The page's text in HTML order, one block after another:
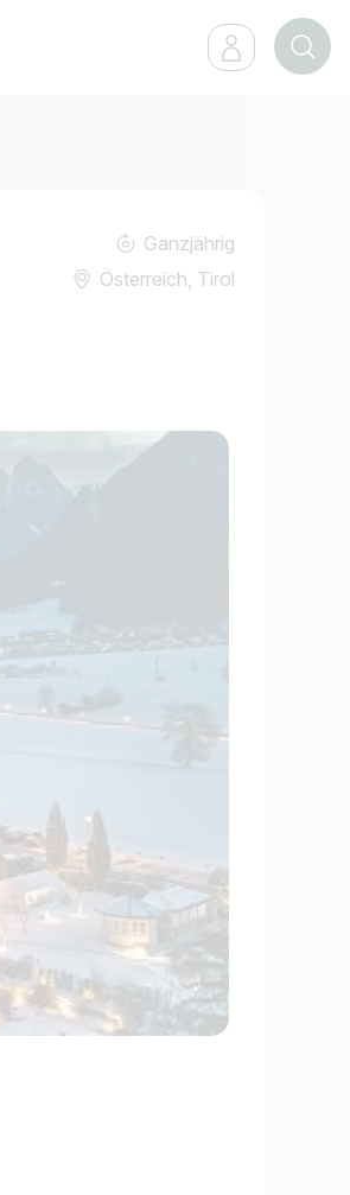
Ganzjährig
Österreich, Tirol